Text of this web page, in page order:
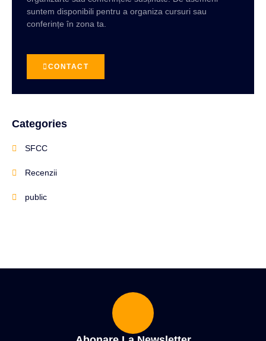
suntem disponibili pentru a organiza cursuri sau
conferințe în zona ta.
CONTACT
Categories
SFCC
Recenzii
public